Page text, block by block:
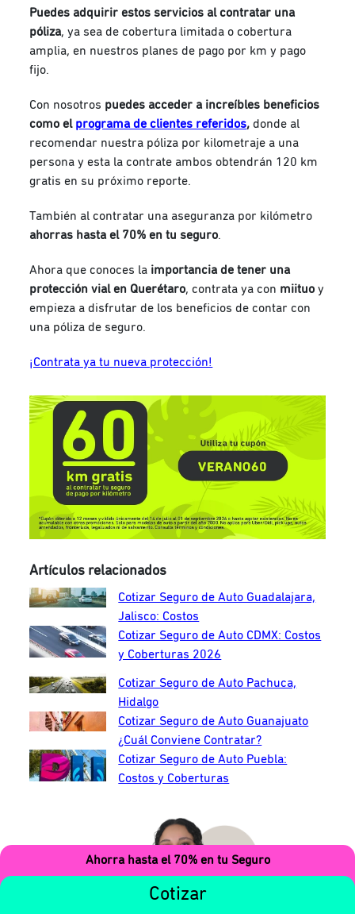
Ahorra hasta el 70% en tu Seguro
Cotizar
Puedes adquirir estos servicios al contratar una
póliza, ya sea de cobertura limitada o cobertura
amplia, en nuestros planes de pago por km y pago
fijo.
Con nosotros puedes acceder a increíbles beneficios
como el programa de clientes referidos, donde al
recomendar nuestra póliza por kilometraje a una
persona y esta la contrate ambos obtendrán 120 km
gratis en su próximo reporte.
También al contratar una aseguranza por kilómetro
ahorras hasta el 70% en tu seguro.
Ahora que conoces la importancia de tener una
protección vial en Querétaro, contrata ya con miituoy
empieza a disfrutar de los beneficios de contar con
una póliza de seguro.
¡Contrata ya tu nueva protección!
Artículos relacionados
Cotizar Seguro de Auto Guadalajara,
Jalisco: Costos
Cotizar Seguro de Auto CDMX: Costos
y Coberturas 2026
Cotizar Seguro de Auto Pachuca,
Hidalgo
Cotizar Seguro de Auto Guanajuato
¿Cuál Conviene Contratar?
Cotizar Seguro de Auto Puebla:
Costos y Coberturas